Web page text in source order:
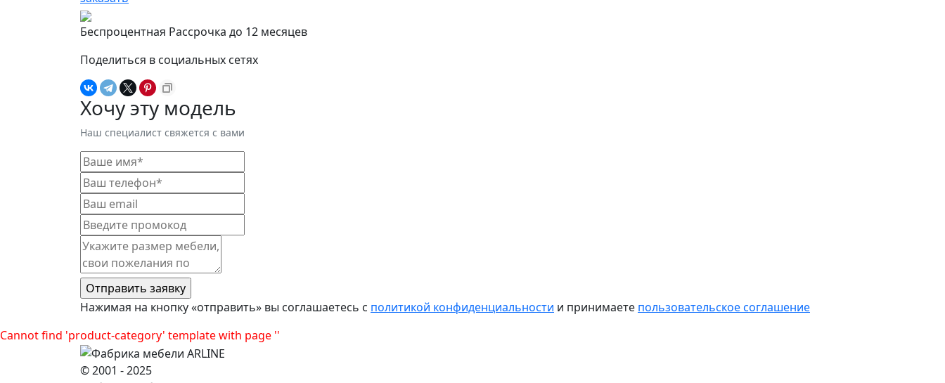
Беспроцентная Рассрочка до 12 месяцев
Поделиться в социальных сетях
Хочу эту модель
Наш специалист свяжется с вами
Нажимая на кнопку «отправить» вы соглашаетесь с политикой конфиденциальности и принимаете пользовательское соглашение
Cannot find 'product-category' template with page ''
© 2001 - 2025